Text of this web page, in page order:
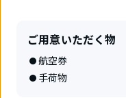
ご用意いただく物
航空券
手荷物